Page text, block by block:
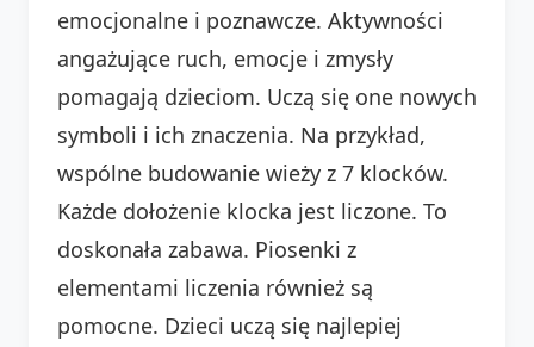
emocjonalne i poznawcze. Aktywności
angażujące ruch, emocje i zmysły
pomagają dzieciom. Uczą się one nowych
symboli i ich znaczenia. Na przykład,
wspólne budowanie wieży z 7 klocków.
Każde dołożenie klocka jest liczone. To
doskonała zabawa. Piosenki z
elementami liczenia również są
pomocne. Dzieci uczą się najlepiej